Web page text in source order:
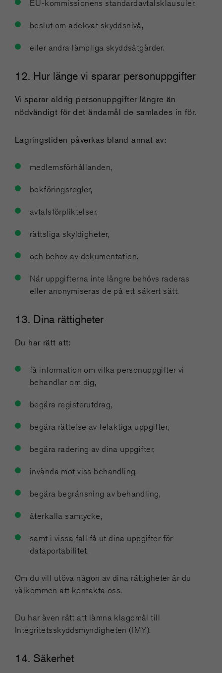
EU-kommissionens standardavtalsklausuler,
beslut om adekvat skyddsnivå,
eller andra lämpliga skyddsåtgärder.
12. Hur länge vi sparar personuppgifter
Vi sparar aldrig personuppgifter längre än
nödvändigt för det ändamål de samlades in för.
Lagringstiden påverkas bland annat av:
medlemsförhållanden,
bokföringsregler,
avtalsförpliktelser,
rättsliga skyldigheter,
och behov av dokumentation.
När uppgifterna inte längre behövs raderas
eller anonymiseras de på ett säkert sätt.
13. Dina rättigheter
Du har rätt att:
få information om vilka personuppgifter vi
behandlar om dig,
begära registerutdrag,
begära rättelse av felaktiga uppgifter,
begära radering av dina uppgifter,
invända mot viss behandling,
begära begränsning av behandling,
återkalla samtycke,
samt i vissa fall få ut dina uppgifter för
dataportabilitet.
Om du vill utöva någon av dina rättigheter är du
välkommen att kontakta oss.
Du har även rätt att lämna klagomål till
Integritetsskyddsmyndigheten (IMY).
14. Säkerhet